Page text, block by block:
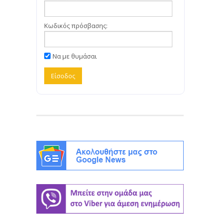
Κωδικός πρόσβασης:
Να με θυμάσαι